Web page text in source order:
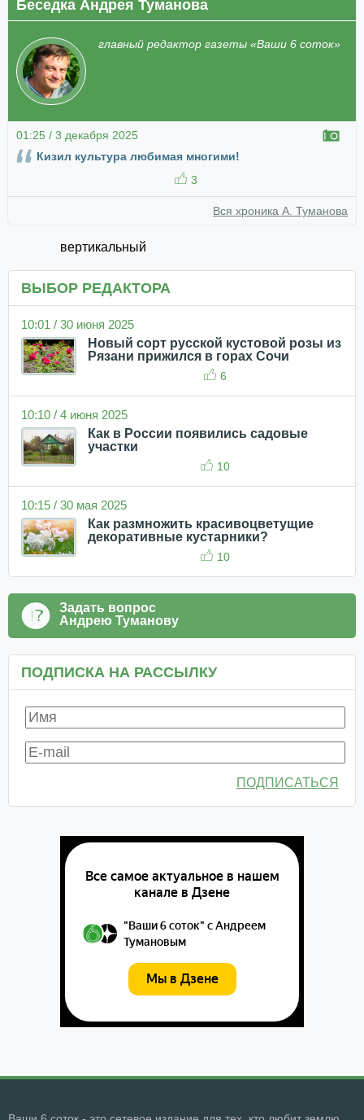
Беседка Андрея Туманова
главный редактор газеты «Ваши 6 соток»
01:25 / 3 декабря 2025
Кизил культура любимая многими!
3
Вся хроника А. Туманова
вертикальный
ВЫБОР РЕДАКТОРА
10:01 / 30 июня 2025
Новый сорт русской кустовой розы из
Рязани прижился в горах Сочи
6
10:10 / 4 июня 2025
Как в России появились садовые
участки
10
10:15 / 30 мая 2025
Как размножить красивоцветущие
декоративные кустарники?
10
Задать вопрос
Андрею Туманову
ПОДПИСКА НА РАССЫЛКУ
ПОДПИСАТЬСЯ